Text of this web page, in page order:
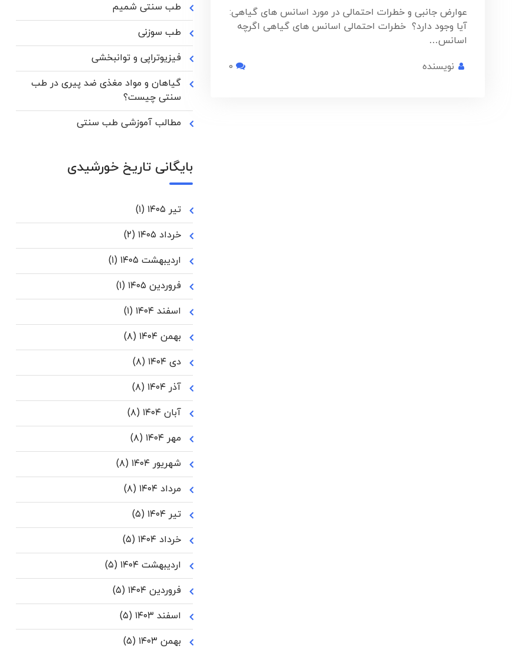
عوارض جانبی و خطرات احتمالی در مورد اسانس های گیاهی:
آیا وجود دارد؟ خطرات احتمالی اسانس های گیاهی اگرچه
اسانس…
نویسنده
طب سنتی شمیم
طب سوزنی
فیزیوتراپی و توانبخشی
گیاهان و مواد مغذی ضد پیری در طب
سنتی چیست؟
مطالب آموزشی طب سنتی
بایگانی تاریخ خورشیدی
تیر ۱۴۰۵
(۱)
خرداد ۱۴۰۵
(۲)
اردیبهشت ۱۴۰۵
(۱)
فروردین ۱۴۰۵
(۱)
اسفند ۱۴۰۴
(۱)
بهمن ۱۴۰۴
(۸)
دی ۱۴۰۴
(۸)
آذر ۱۴۰۴
(۸)
آبان ۱۴۰۴
(۸)
مهر ۱۴۰۴
(۸)
شهریور ۱۴۰۴
(۸)
مرداد ۱۴۰۴
(۸)
تیر ۱۴۰۴
(۵)
خرداد ۱۴۰۴
(۵)
اردیبهشت ۱۴۰۴
(۵)
فروردین ۱۴۰۴
(۵)
اسفند ۱۴۰۳
(۵)
بهمن ۱۴۰۳
(۵)